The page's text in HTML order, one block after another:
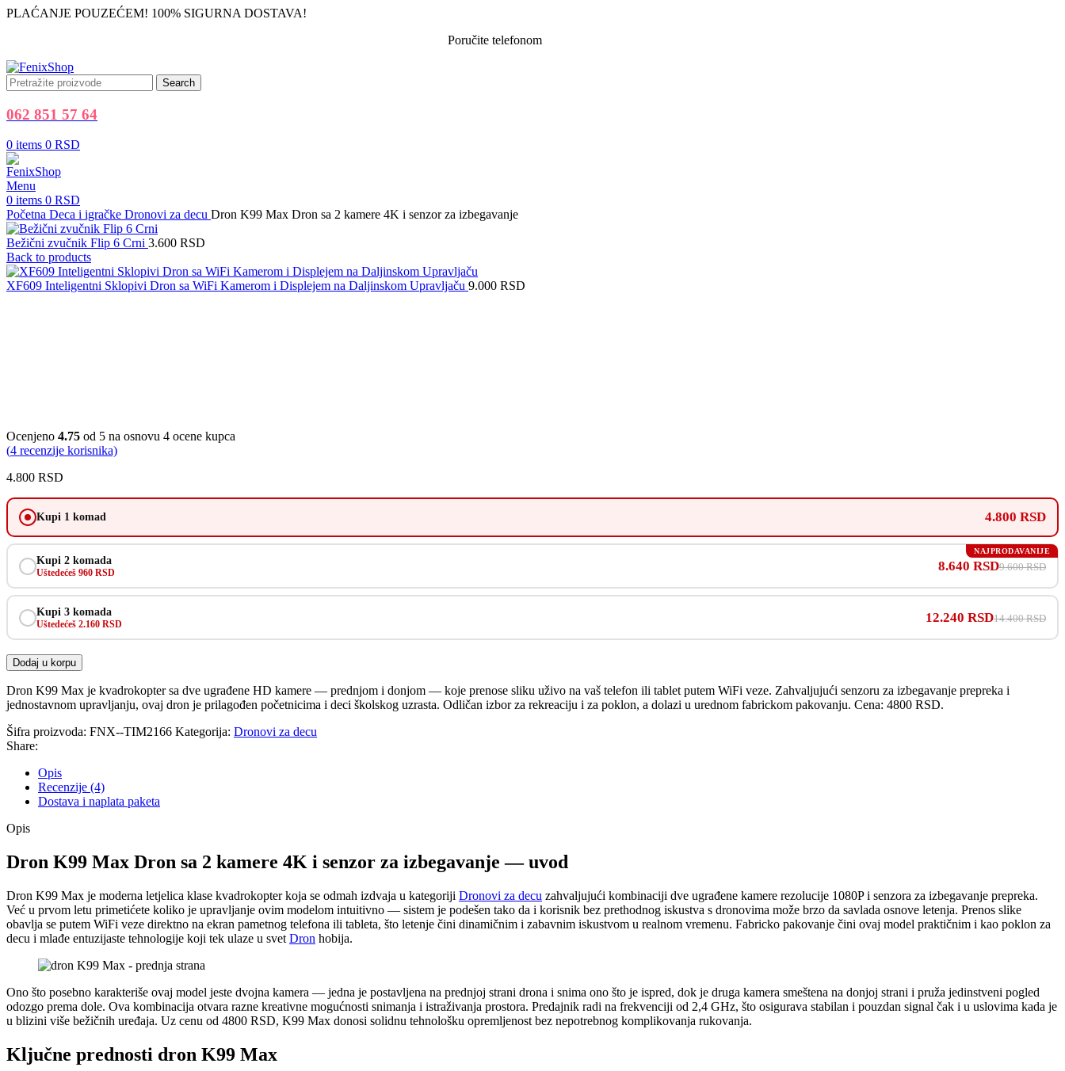
PLAĆANJE POUZEĆEM! 100% SIGURNA DOSTAVA!
Poručite telefonom
Search
062 851 57 64
0 items 0 RSD
Menu
0 items 0 RSD
Početna Deca i igračke Dronovi za decu Dron K99 Max Dron sa 2 kamere 4K i senzor za izbegavanje
Bežični zvučnik Flip 6 Crni 3.600 RSD
Back to products
XF609 Inteligentni Sklopivi Dron sa WiFi Kamerom i Displejem na Daljinskom Upravljaču 9.000 RSD
Ocenjeno 4.75 od 5 na osnovu 4 ocene kupca
(4 recenzije korisnika)
4.800 RSD
Kupi 1 komad 4.800 RSD
Kupi 2 komada
Uštedećeš 960 RSD 8.640 RSD9.600 RSD
NAJPRODAVANIJE
Kupi 3 komada
Uštedećeš 2.160 RSD 12.240 RSD14.400 RSD
Dodaj u korpu
Dron K99 Max je kvadrokopter sa dve ugrađene HD kamere — prednjom i donjom — koje prenose sliku uživo na vaš telefon ili tablet putem WiFi veze. Zahvaljujući senzoru za izbegavanje prepreka i
jednostavnom upravljanju, ovaj dron je prilagođen početnicima i deci školskog uzrasta. Odličan izbor za rekreaciju i za poklon, a dolazi u urednom fabrickom pakovanju. Cena: 4800 RSD.
Šifra proizvoda: FNX--TIM2166 Kategorija: Dronovi za decu
Share:
Opis
Recenzije (4)
Dostava i naplata paketa
Opis
Dron K99 Max Dron sa 2 kamere 4K i senzor za izbegavanje — uvod
Dron K99 Max je moderna letjelica klase kvadrokopter koja se odmah izdvaja u kategoriji Dronovi za decu zahvaljujući kombinaciji dve ugrađene kamere rezolucije 1080P i senzora za izbegavanje prepreka.
Već u prvom letu primetićete koliko je upravljanje ovim modelom intuitivno — sistem je podešen tako da i korisnik bez prethodnog iskustva s dronovima može brzo da savlada osnove letenja. Prenos slike
obavlja se putem WiFi veze direktno na ekran pametnog telefona ili tableta, što letenje čini dinamičnim i zabavnim iskustvom u realnom vremenu. Fabricko pakovanje čini ovaj model praktičnim i kao poklon za
decu i mlađe entuzijaste tehnologije koji tek ulaze u svet Dron hobija.
Ono što posebno karakteriše ovaj model jeste dvojna kamera — jedna je postavljena na prednjoj strani drona i snima ono što je ispred, dok je druga kamera smeštena na donjoj strani i pruža jedinstveni pogled
odozgo prema dole. Ova kombinacija otvara razne kreativne mogućnosti snimanja i istraživanja prostora. Predajnik radi na frekvenciji od 2,4 GHz, što osigurava stabilan i pouzdan signal čak i u uslovima kada je
u blizini više bežičnih uređaja. Uz cenu od 4800 RSD, K99 Max donosi solidnu tehnološku opremljenost bez nepotrebnog komplikovanja rukovanja.
Ključne prednosti dron K99 Max